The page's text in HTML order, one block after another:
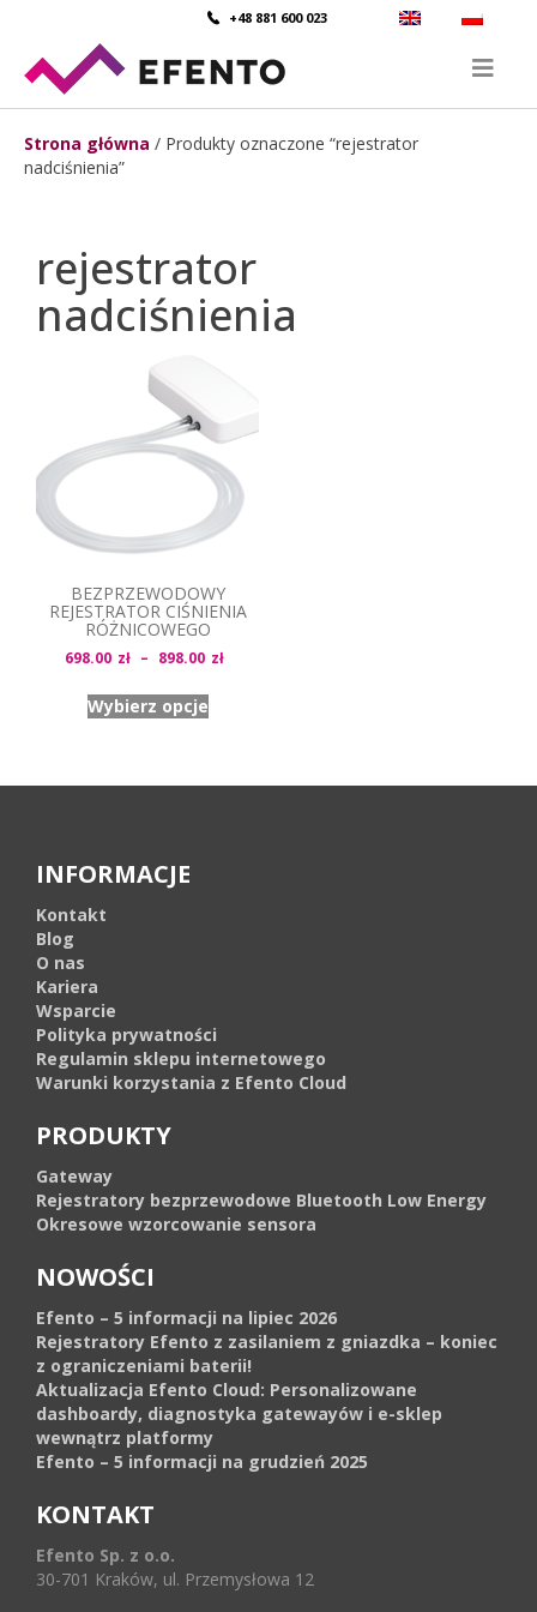
+48 881 600 023
Strona główna / Produkty oznaczone “rejestrator
nadciśnienia”
rejestrator
nadciśnienia
BEZPRZEWODOWY
REJESTRATOR CIŚNIENIA
RÓŻNICOWEGO
698.00 zł – 898.00 zł
Wybierz opcje
INFORMACJE
Kontakt
Blog
O nas
Kariera
Wsparcie
Polityka prywatności
Regulamin sklepu internetowego
Warunki korzystania z Efento Cloud
PRODUKTY
Gateway
Rejestratory bezprzewodowe Bluetooth Low Energy
Okresowe wzorcowanie sensora
NOWOŚCI
Efento – 5 informacji na lipiec 2026
Rejestratory Efento z zasilaniem z gniazdka – koniec
z ograniczeniami baterii!
Aktualizacja Efento Cloud: Personalizowane
dashboardy, diagnostyka gatewayów i e-sklep
wewnątrz platformy
Efento – 5 informacji na grudzień 2025
KONTAKT
Efento Sp. z o.o.
30-701 Kraków, ul. Przemysłowa 12